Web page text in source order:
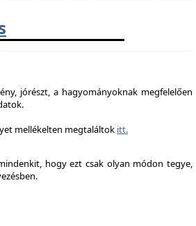
jórészt, a hagyományoknak megfelelően
mellékelten megtaláltok itt.
hogy ezt csak olyan módon tegye,